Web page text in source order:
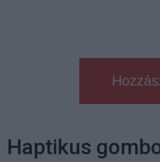
Haptikus